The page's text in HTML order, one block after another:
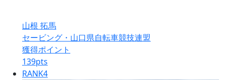
山根 拓馬
セービング・山口県自転車競技連盟
獲得ポイント
139pts
RANK4